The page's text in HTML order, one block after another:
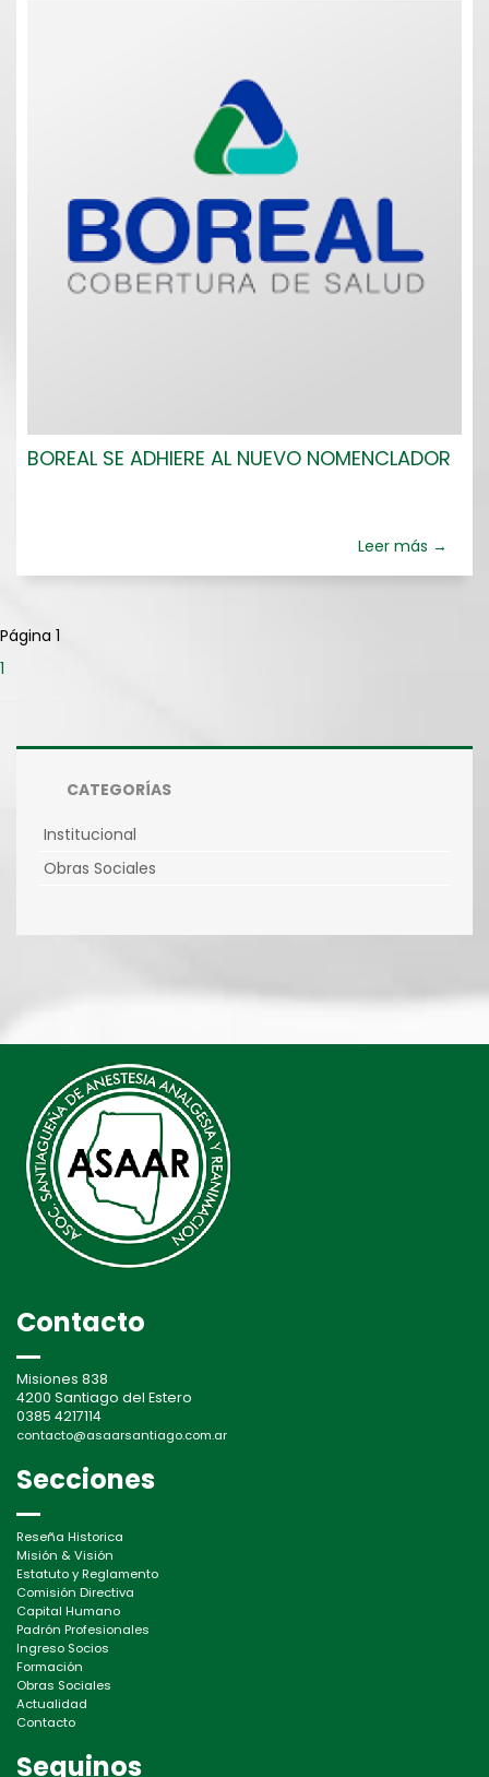
BOREAL SE ADHIERE AL NUEVO NOMENCLADOR
Leer más →
Página 1
1
CATEGORÍAS
Institucional
Obras Sociales
Contacto
Misiones 838
4200 Santiago del Estero
0385 4217114
contacto@asaarsantiago.com.ar
Secciones
Reseña Historica
Misión & Visión
Estatuto y Reglamento
Comisión Directiva
Capital Humano
Padrón Profesionales
Ingreso Socios
Formación
Obras Sociales
Actualidad
Contacto
Seguinos